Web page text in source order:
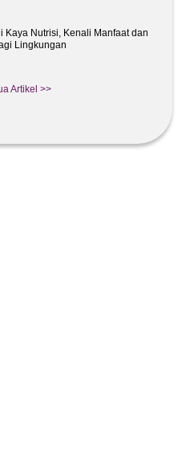
Kaya Nutrisi, Kenali Manfaat dan
Lingkungan
Artikel >>